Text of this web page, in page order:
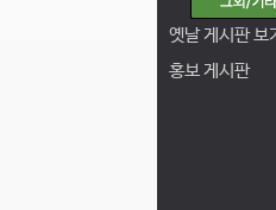
옛날 게시판 보
홍보 게시판